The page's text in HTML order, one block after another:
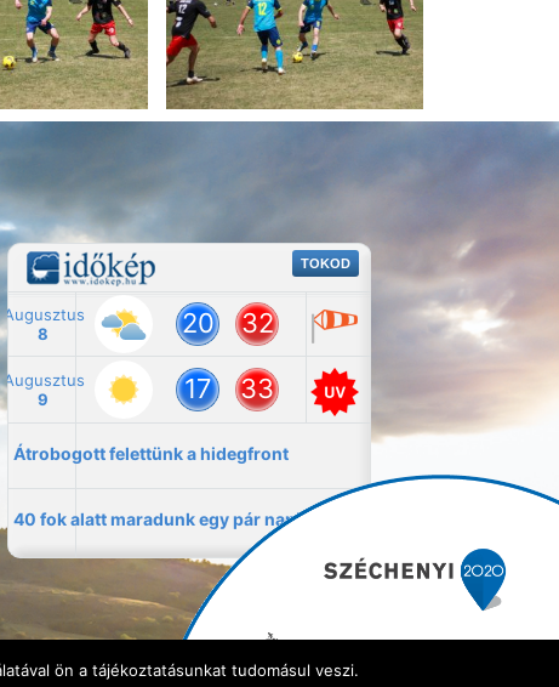
ön a tájékoztatásunkat tudomásul veszi.